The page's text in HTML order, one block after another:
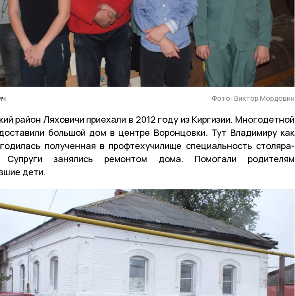
Фото: Виктор Мордовин
район Ляховичи приехали в 2012 году из Киргизии. Многодетной
большой дом в центре Воронцовки. Тут Владимиру как
полученная в профтехучилище специальность столяра-
Супруги занялись ремонтом дома. Помогали родителям
дети.